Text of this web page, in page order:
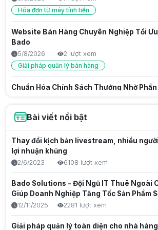
Hóa đơn từ máy tính tiền
Website Bán Hàng Chuyên Nghiệp Tối
Bado
5/8/2026
2 lượt xem
Giải pháp quản lý bán hàng
Chuẩn Hóa Chính Sách Thưởng Nhờ
Quản lý nhân viên
Phần mềm quản lý bán
Giải pháp quản lý bán hàng
Phân Quyền Nhân Viên Bán Hàng: Chìa
Kinh Doanh
5/8/2026
4 lượt xem
Quản lý nhân viên
Quản lý bán hàng
Phần mềm quản lý bán hàng
Phần Mềm Phân Quyền Nhân Viên Giúp
Hàng Toàn Diện
Bài viết nổi bật
Thay đổi kịch bản livestream, nhiều
lợi nhuận khủng
2/6/2023 6108 lượt xem
Bado Solutions - Đội Ngũ IT Thuê Ngoài
Giúp Doanh Nghiệp Tăng Tốc Sản Phẩm
12/11/2025 2281 lượt xem
Giải pháp quản lý toàn diện cho nhà